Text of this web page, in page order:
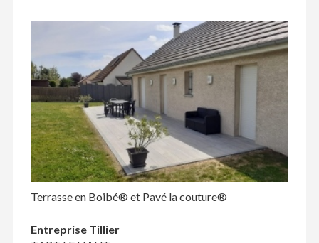
Terrasse en Boibé® et Pavé la couture®
Entreprise Tillier